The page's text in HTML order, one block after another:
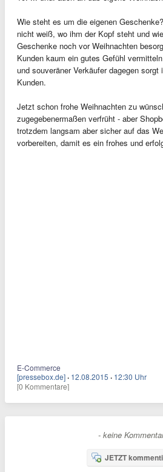
Wie steht es um die eigenen
nicht weiß, wo ihm der Kopf steht und
Geschenke noch vor Weihnachten
Kunden kaum ein gutes Gefühl
und souveräner Verkäufer dagegen
Kunden.
Jetzt schon frohe Weihnachten zu
zugegebenermaßen verfrüht - aber
trotzdem langsam aber sicher auf das
vorbereiten, damit es ein frohes und
E-Commerce
[pressebox.de] · 12.08.2015 · 12:30 Uhr
[0 Kommentare]
- keine
JETZT